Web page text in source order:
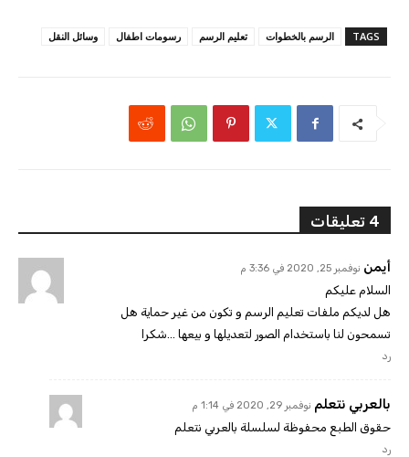
TAGS الرسم بالخطوات تعليم الرسم رسومات اطفال وسائل النقل
4 تعليقات
أيمن نوفمبر 25, 2020 في 3:36 م
السلام عليكم
هل لديكم ملفات تعليم الرسم و تكون من غير حماية هل
تسمحون لنا باستخدام الصور لتعديلها و بيعها …شكرا
رد
بالعربي نتعلم نوفمبر 29, 2020 في 1:14 م
حقوق الطبع محفوظة لسلسلة بالعربي نتعلم
رد